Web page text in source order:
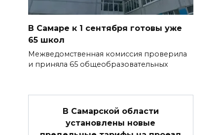
В Самаре к 1 сентября готовы уже
65 школ
Межведомственная комиссия проверила
и приняла 65 общеобразовательных
В Самарской области
установлены новые